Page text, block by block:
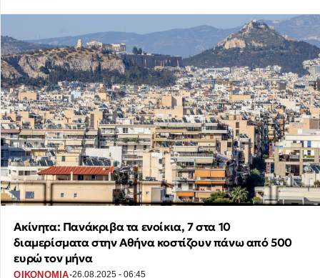
Ακίνητα: Πανάκριβα τα ενοίκια, 7 στα 10
διαμερίσματα στην Αθήνα κοστίζουν πάνω από 500
ευρώ τον μήνα
ΟΙΚΟΝΟΜΙΑ·26.08.2025 - 06:45